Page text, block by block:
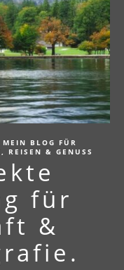
MEIN BLOG FÜR
REISEN & GENUSS
für
&